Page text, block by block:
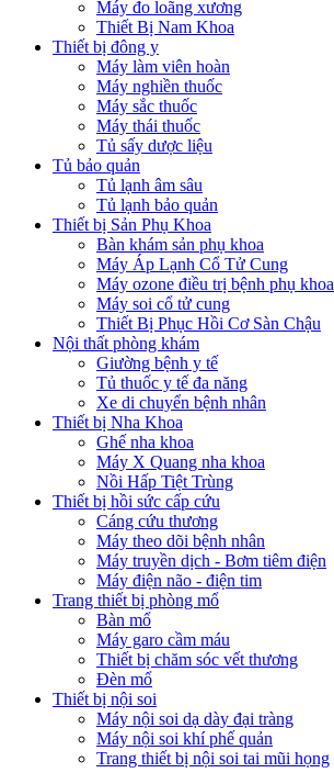
Máy đo loãng xương
Thiết Bị Nam Khoa
Thiết bị đông y
Máy làm viên hoàn
Máy nghiền thuốc
Máy sắc thuốc
Máy thái thuốc
Tủ sấy dược liệu
Tủ bảo quản
Tủ lạnh âm sâu
Tủ lạnh bảo quản
Thiết bị Sản Phụ Khoa
Bàn khám sản phụ khoa
Máy Áp Lạnh Cổ Tử Cung
Máy ozone điều trị bệnh phụ khoa
Máy soi cổ tử cung
Thiết Bị Phục Hồi Cơ Sàn Chậu
Nội thất phòng khám
Giường bệnh y tế
Tủ thuốc y tế đa năng
Xe di chuyển bệnh nhân
Thiết bị Nha Khoa
Ghế nha khoa
Máy X Quang nha khoa
Nồi Hấp Tiệt Trùng
Thiết bị hồi sức cấp cứu
Cáng cứu thương
Máy theo dõi bệnh nhân
Máy truyền dịch - Bơm tiêm điện
Máy điện não - điện tim
Trang thiết bị phòng mổ
Bàn mổ
Máy garo cầm máu
Thiết bị chăm sóc vết thương
Đèn mổ
Thiết bị nội soi
Máy nội soi dạ dày đại tràng
Máy nội soi khí phế quản
Trang thiết bị nội soi tai mũi họng